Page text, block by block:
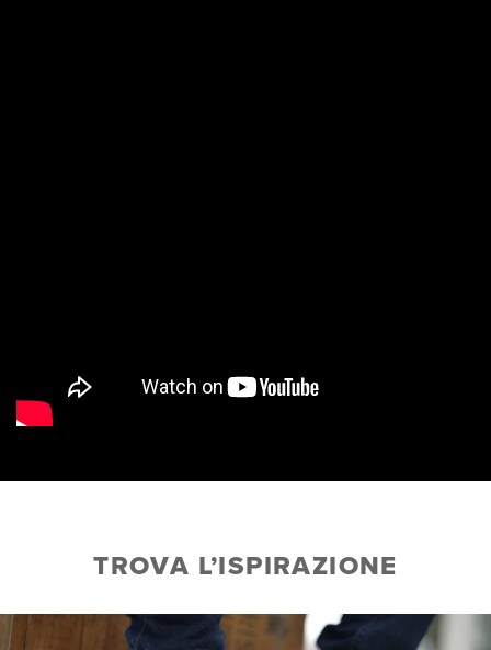
TROVA L’ISPIRAZIONE